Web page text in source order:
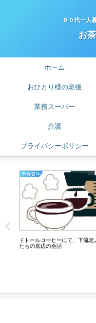
６０代一人
お
ホーム
おひとり様の老後
業務スーパー
介護
プライバシーポリシー
老後貧困
ドトールコーヒーにて、下流老
たちの底辺の会話